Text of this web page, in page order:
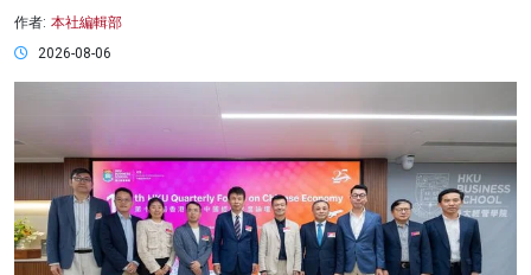
作者: 本社編輯部
2026-08-06